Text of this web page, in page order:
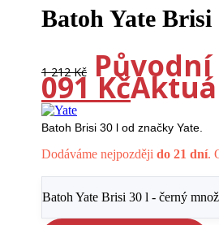
Batoh Yate Brisi
1 212Kč Původní
091Kč
Batoh Brisi 30 l od značky Yate.
Dodáváme nejpozdějido 21 dní.
Batoh Yate Brisi 30 l - černý